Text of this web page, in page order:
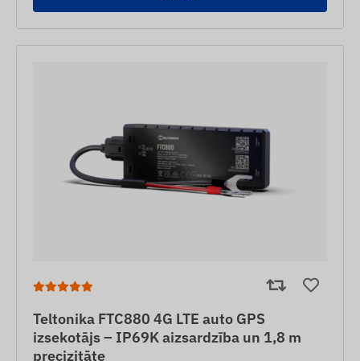
Teltonika FTC880 4G LTE auto GPS
izsekotājs – IP69K aizsardzība un 1,8 m
precizitāte